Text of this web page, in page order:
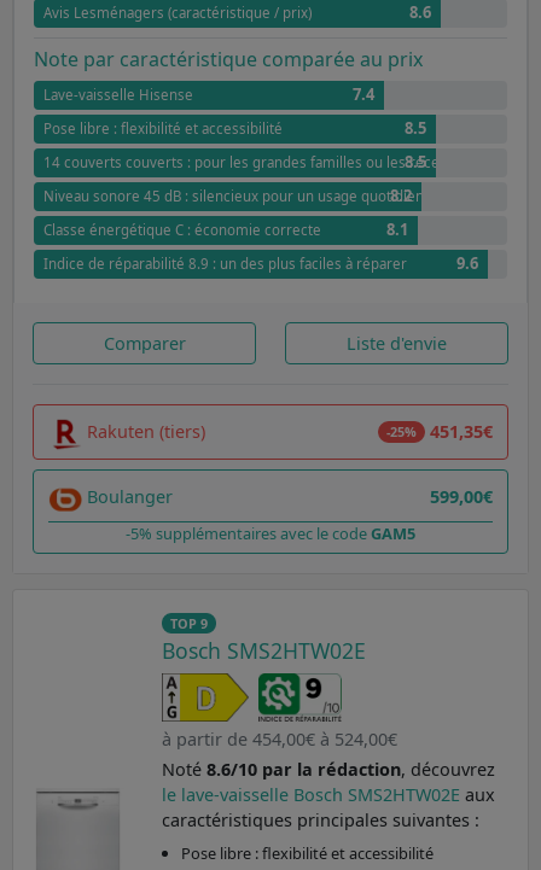
Avis Lesménagers (caractéristique / prix) 8.6
Note par caractéristique comparée au prix
Lave-vaisselle Hisense 7.4
Pose libre : flexibilité et accessibilité 8.5
14 couverts couverts : pour les grandes familles ou les réceptions
8.5
Niveau sonore 45 dB : silencieux pour un usage quotidien
8.2
Classe énergétique C : économie correcte 8.1
Indice de réparabilité 8.9 : un des plus faciles à réparer 9.6
Comparer Liste d'envie
Rakuten (tiers) -25% 451,35€
Boulanger 599,00€
-5% supplémentaires avec le codeGAM5
TOP 9
Bosch SMS2HTW02E
à partir de 454,00€ à 524,00€
Noté 8.6/10 par la rédaction, découvrez
le lave-vaisselle Bosch SMS2HTW02E aux
caractéristiques principales suivantes :
Pose libre : flexibilité et accessibilité